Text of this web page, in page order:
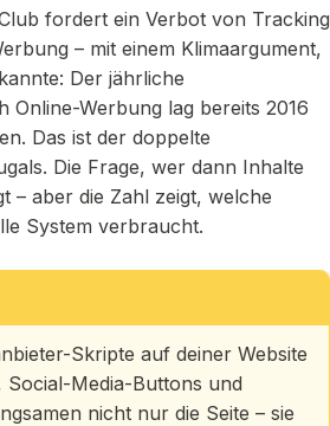
fordert ein Verbot von Tracking
– mit einem Klimaargument,
Der jährliche
Werbung lag bereits 2016
Das ist der doppelte
Die Frage, wer dann Inhalte
– aber die Zahl zeigt, welche
System verbraucht.
Skripte auf deiner Website
Social-Media-Buttons und
nicht nur die Seite – sie